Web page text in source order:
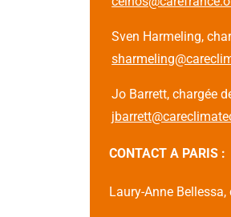
Sven Harmeling,
Jo Barrett, chargée
CONTACT A PARIS :
Laury-Anne